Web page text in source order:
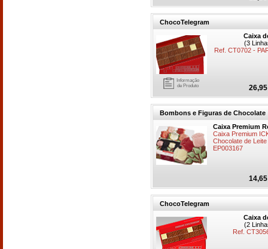
ChocoTelegram
Informação
de Produto
Caixa
(3
Ref. CT0702 -
Bombons e Figuras de Chocolate
Caixa Premium
Caixa Premium
Chocolate de
EP003167
ChocoTelegram
Caixa
(2
Ref.